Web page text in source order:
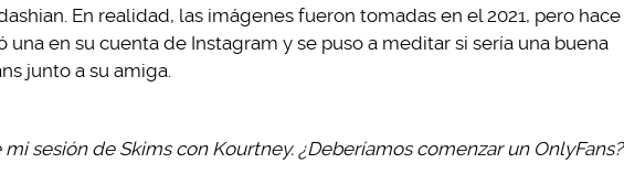
En realidad, las imágenes fueron tomadas en el 2021, pero hace
una en su cuenta de Instagram y se puso a meditar si sería una buena
junto a su amiga.
sesión de Skims con Kourtney. ¿Deberíamos comenzar un OnlyFans?